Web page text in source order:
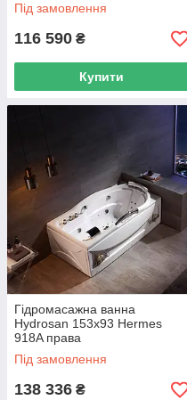
Під замовлення
116 590 ₴
Купити
Гідромасажна ванна
Hydrosan 153x93 Hermes
918A права
Під замовлення
138 336 ₴